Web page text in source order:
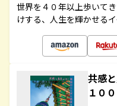
世界を４０年以上歩いて
けする、人生を輝かせる
共感
１００